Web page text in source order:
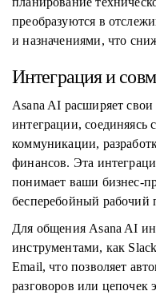
преобразуются в
и назначениями, что
Интеграция и
Asana AI расширяет
интеграции, соединяясь
коммуникации,
финансов. Эта
понимает ваши бизнес-
бесперебойный рабочий
Для общения Asana AI
инструментами, как
Email, что позволяет
разговоров или